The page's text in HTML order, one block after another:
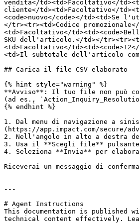
vendita</td><td>Facoltativo</
cliente</td><td>Facoltativo</
<code>nuovo</code></td><td>Se
</tr><tr><td>Codice
<td>Facoltativo</
SKU dell'articolo.</td></
<td>Facoltativo</
<td>Il subtotale dell'articolo
## Carica il file CSV elaborato
{% hint style="warning" %}
**Avviso**: Il tuo file non può
(ad es.,
{% endhint %}
1. Dal menu di navigazione a
(https://app.impact.com/secure/
2. Nell'angolo in alto a destra
3. Usa il **Scegli file**
4. Seleziona **Invia** per
Riceverai un messaggio di
---
# Agent Instructions
This documentation is published
technical content effectively.